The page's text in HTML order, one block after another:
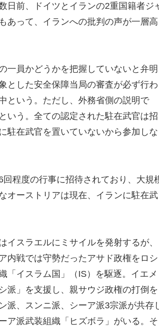
日前、ドイツとイランの2重国籍者ジ
あって、イランへの批判の声が一層高
一員かどうかを把握していないと弁明
とした安全保障当局の審査が必ず行わ
という。ただし、外務省側の説明で
いう。全ての認定された駐在武官は招
駐在武官を置いていないから参加しな
程度の行事に招待されており、大規
オーストリアは現在、イランに駐在武
スラエルにミサイルを発射するが、
内戦では守勢だったアサド政権をロシ
「イスラム国」（IS）を駆逐。イエメ
派」を支援し、親サウジ政権の打倒を
派、スンニ派、シーア派3宗派が共存
ア派武装組織「ヒズボラ」がいる。そ